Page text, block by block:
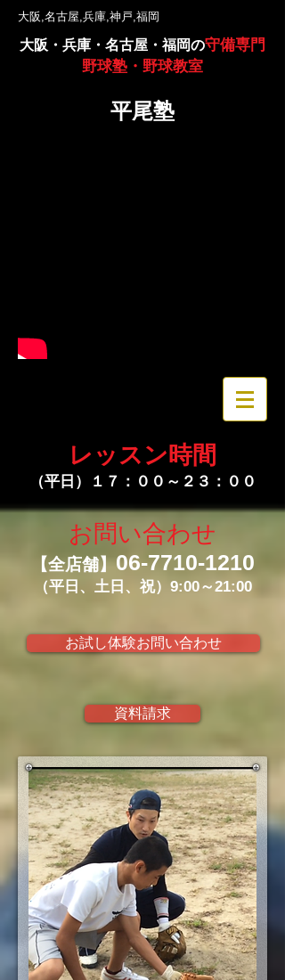
レッスン時間
（平日）１７：００～２３：００
お問い合わせ
【全店舗】06-7710-1210
（平日、土日、祝）9:00～21:00
お試し体験お問い合わせ
大阪・兵庫・名古屋・福岡の守備専門
野球塾・野球教室
平尾塾
大阪,名古屋,兵庫,神戸,福岡
資料請求